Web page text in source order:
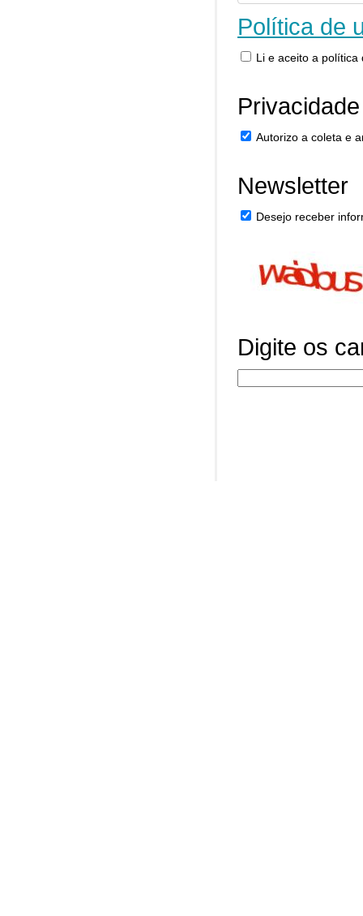
Política de
Li e aceito a política
Autorizo a coleta e
Newsletter
Desejo receber
Digite os